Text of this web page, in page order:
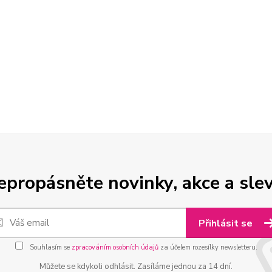
novinky, akce a
Přihlásit se
Souhlasím se zpracováním osobních údajůza účelem rozesílky newsletteru.
Můžete se kdykoli odhlásit. Zasíláme jednou za 14 dní.